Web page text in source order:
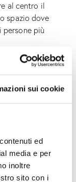
sui cookie
ed
media e per
inoltre
sito con i
al centro il
spazio dove
persone più
di mare”
lavorare,
sentirsi
e realtà
sociale,
uno